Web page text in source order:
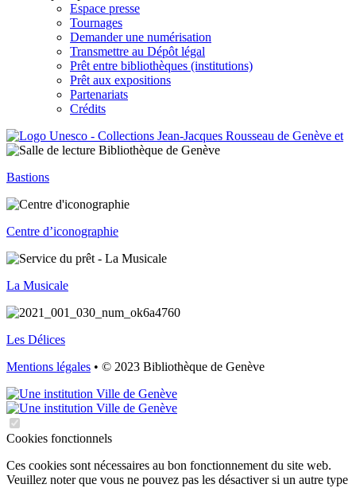
Espace presse
Tournages
Demander une numérisation
Transmettre au Dépôt légal
Prêt entre bibliothèques (institutions)
Prêt aux expositions
Partenariats
Crédits
Bastions
Centre d’iconographie
La Musicale
Les Délices
Mentions légales • © 2023 Bibliothèque de Genève
Cookies fonctionnels
Ces cookies sont nécessaires au bon fonctionnement du site web.
Veuillez noter que vous ne pouvez pas les désactiver si un autre type